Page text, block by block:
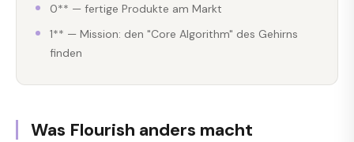
0** — fertige Produkte am Markt
1** — Mission: den "Core Algorithm" des Gehirns
finden
Was Flourish anders macht